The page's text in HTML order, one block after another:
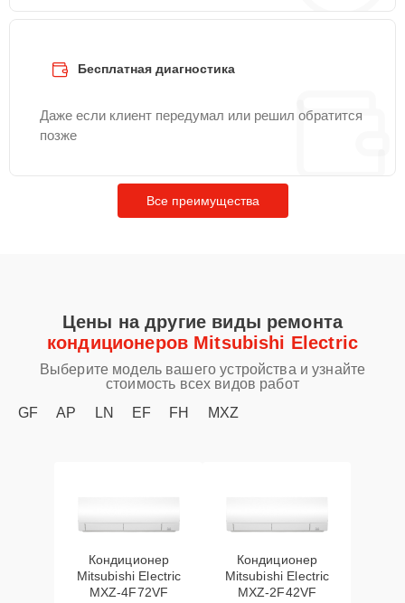
Бесплатная диагностика
Даже если клиент передумал или решил обратится
позже
Все преимущества
Цены на другие виды ремонта
кондиционеров Mitsubishi Electric
Выберите модель вашего устройства и узнайте
стоимость всех видов работ
GF
AP LN EF FH MXZ
Кондиционер
Mitsubishi Electric
MXZ-4F72VF
Кондиционер
Mitsubishi Electric
MXZ-2F42VF